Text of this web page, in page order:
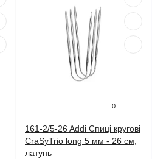
0
161-2/5-26 Addi Спиці кругові
CraSyTrio long 5 мм - 26 см,
латунь